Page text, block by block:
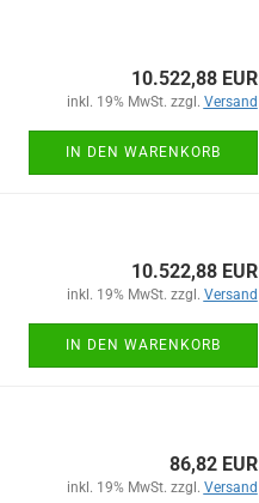
10.522,88 EUR
inkl. 19% MwSt. zzgl. Versand
IN DEN WARENKORB
10.522,88 EUR
inkl. 19% MwSt. zzgl. Versand
IN DEN WARENKORB
86,82 EUR
inkl. 19% MwSt. zzgl. Versand